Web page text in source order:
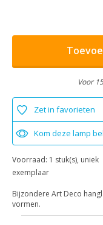
Voor
Zet in favorieten
Kom deze lamp
Voorraad: 1 stuk(s), uniek
exemplaar
Bijzondere Art Deco
vormen.